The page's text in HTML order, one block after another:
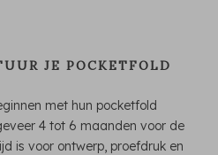
JE POCKETFOLD
met hun pocketfold
4 tot 6 maanden voor de
is voor ontwerp, proefdruk en